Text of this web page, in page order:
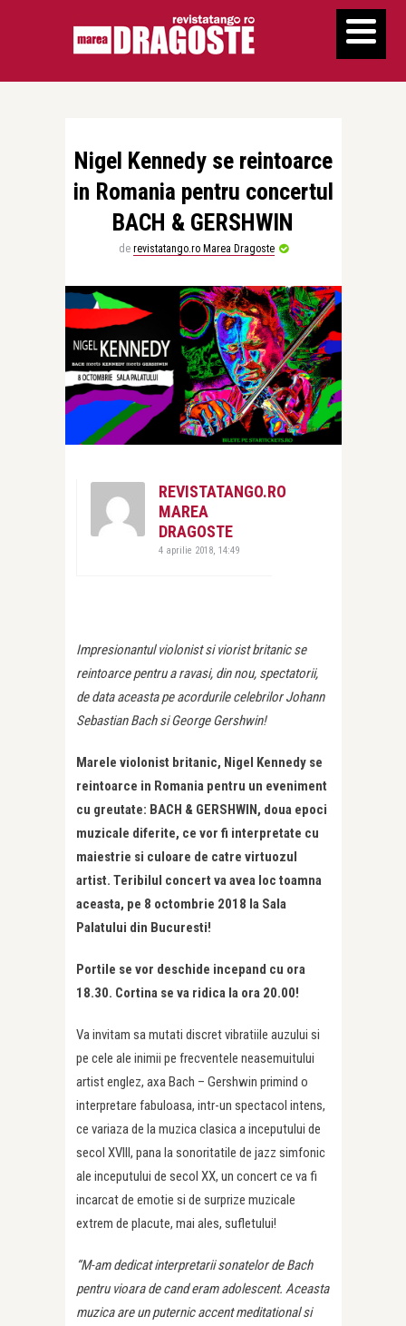
Nigel Kennedy se reintoarce
in Romania pentru concertul
BACH & GERSHWIN
de revistatango.ro Marea Dragoste
REVISTATANGO.RO
MAREA
DRAGOSTE
4 aprilie 2018, 14:49
Impresionantul violonist si viorist britanic se
reintoarce pentru a ravasi, din nou, spectatorii,
de data aceasta pe acordurile celebrilor Johann
Sebastian Bach si George Gershwin!
Marele violonist britanic, Nigel Kennedy se
reintoarce in Romania pentru un eveniment
cu greutate: BACH & GERSHWIN, doua epoci
muzicale diferite, ce vor fi interpretate cu
maiestrie si culoare de catre virtuozul
artist. Teribilul concert va avea loc toamna
aceasta, pe 8 octombrie 2018 la Sala
Palatului din Bucuresti!
Portile se vor deschide incepand cu ora
18.30. Cortina se va ridica la ora 20.00!
Va invitam sa mutati discret vibratiile auzului si
pe cele ale inimii pe frecventele neasemuitului
artist englez, axa Bach – Gershwin primind o
interpretare fabuloasa, intr-un spectacol intens,
ce variaza de la muzica clasica a inceputului de
secol XVIII, pana la sonoritatile de jazz simfonic
ale inceputului de secol XX, un concert ce va fi
incarcat de emotie si de surprize muzicale
extrem de placute, mai ales, sufletului!
“M-am dedicat interpretarii sonatelor de Bach
pentru vioara de cand eram adolescent. Aceasta
muzica are un puternic accent meditational si